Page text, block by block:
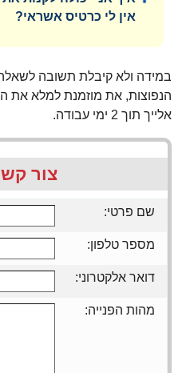
אין לי כרטיס אשראי?
במידה ולא קיבלת תשובה
הנפוצות, את מוזמנת למלא את
אלייך תוך 2 ימי עבודה.
צור
שם פרטי:
מספר טלפון:
דואר אלקטרוני:
מהות הפנייה: